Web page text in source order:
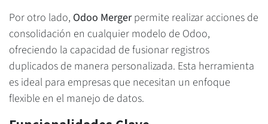
Por otro lado, Odoo Mergerpermite realizar acciones de
consolidación en cualquier modelo de Odoo,
ofreciendo la capacidad de fusionar registros
duplicados de manera personalizada. Esta herramienta
es ideal para empresas que necesitan un enfoque
flexible en el manejo de datos.